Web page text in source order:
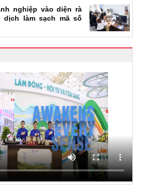
nghiệp vào diện rà
dịch làm sạch mã số